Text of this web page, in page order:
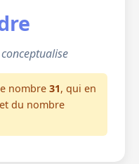
conceptualise
nombre 31, qui en
du nombre